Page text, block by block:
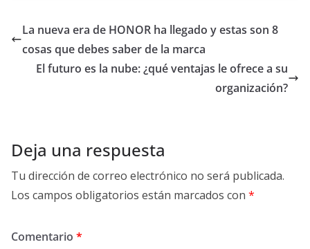
La nueva era de HONOR ha llegado y estas son 8
cosas que debes saber de la marca
El futuro es la nube: ¿qué ventajas le ofrece a su
organización?
Deja una respuesta
Tu dirección de correo electrónico no será publicada.
Los campos obligatorios están marcados con *
Comentario *